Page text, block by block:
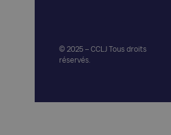
© 2025 – CCLJ Tous droits
réservés.